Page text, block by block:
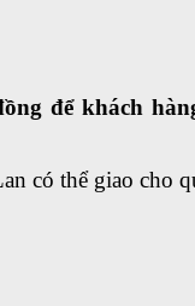
để khách
có thể giao cho